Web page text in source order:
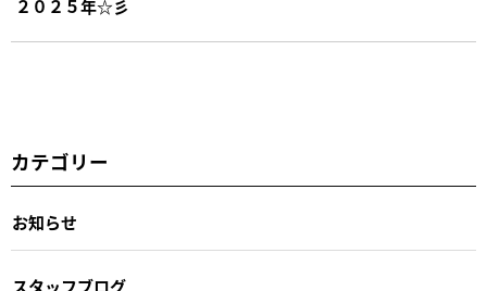
２０２５年☆彡
カテゴリー
お知らせ
スタッフブログ